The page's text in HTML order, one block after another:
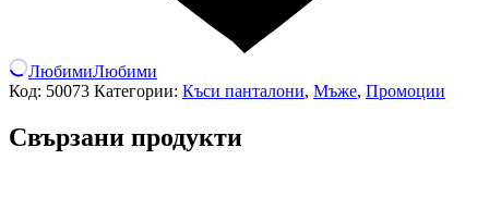
ЛюбимиЛюбими
Код: 50073 Категории: Къси панталони, Мъже, Промоции
Свързани продукти